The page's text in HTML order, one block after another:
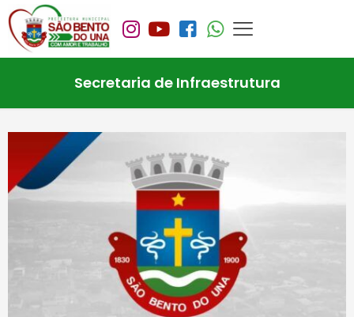
Secretaria de Infraestrutura